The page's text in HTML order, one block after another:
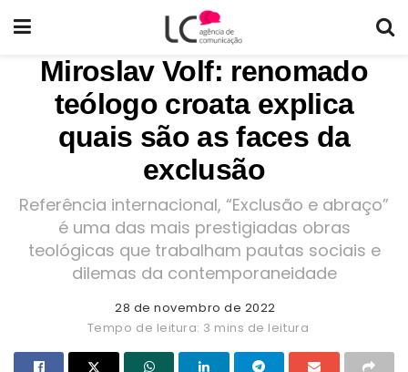
Miroslav Volf: renomado
teólogo croata explica
quais são as faces da
exclusão
Referência internacional, “Exclusão e abraço”
é uma das mais prestigiadas obras
teológicas que trabalham pautas sociais e
dilemas da contemporaneidade
28 de novembro de 2022
Tempo de leitura: 3 mins de leitura